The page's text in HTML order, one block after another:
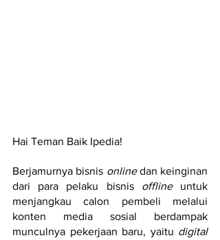
Hai Teman Baik Ipedia!
Berjamurnya bisnis online dan keinginan
dari para pelaku bisnis offline untuk
menjangkau calon pembeli melalui
konten media sosial berdampak
munculnya pekerjaan baru, yaitu digital